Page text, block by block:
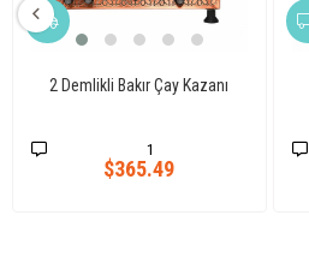
2 Demlikli Bakır Çay Kazanı
1
$365.49